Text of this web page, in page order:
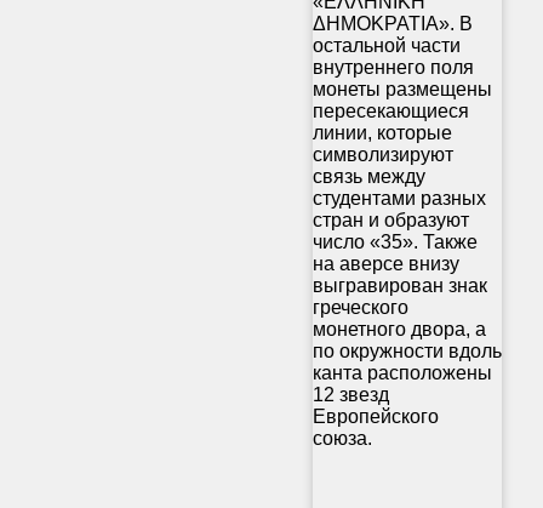
ΔΗΜΟΚΡΑΤΙΑ». В
остальной части
внутреннего поля
монеты размещены
пересекающиеся
линии, которые
символизируют
связь между
студентами разных
стран и образуют
число «35». Также
на аверсе внизу
выгравирован знак
греческого
монетного двора, а
по окружности вдоль
канта расположены
12 звезд
Европейского
союза.